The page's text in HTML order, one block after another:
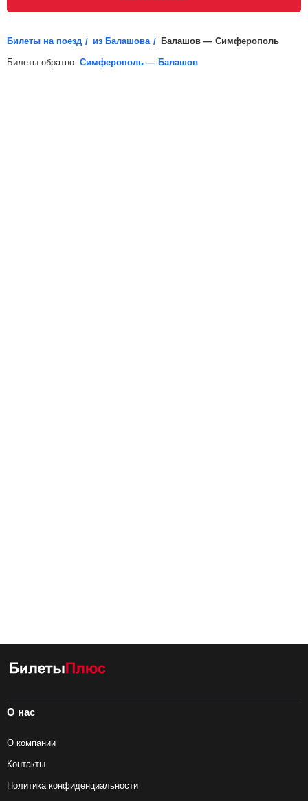
распечатайте электронный билет (посадочный купон)
Электронная регистрация
Билеты на поезд из Балашова Балашов — Симферополь
Билеты обратно: Симферополь — Балашов
О нас
О компании
Контакты
Политика конфиденциальности